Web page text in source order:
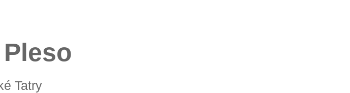
Tatry